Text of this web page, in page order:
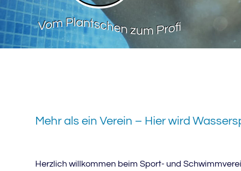
Mehr als ein Verein – Hier wird
Herzlich willkommen beim Sport- und